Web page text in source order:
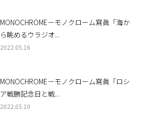
MONOCHROME－モノクローム寫眞「海か
ら眺めるウラジオ...
2022.05.16
MONOCHROME－モノクローム寫眞「ロシ
ア戦勝記念日と戦...
2022.05.10